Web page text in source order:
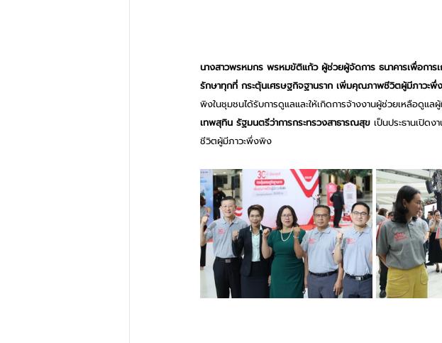
นางสาวพรหมกร พรหมขัติแก้ว ผู้ช่วยผู้จัดการ ธนาคารเพื่อกา
รักษาทุกที่ กระตุ้นเศรษฐกิจฐานราก เพิ่มคุณภาพชีวิตผู้มีภาวะพึ่
พิงในชุมชนได้รับการดูแลและให้เกิดการจ้างงานผู้ช่วยเหลือดูแ
เทพสุทิน รัฐมนตรีว่าการกระทรวงสาธารณสุข เป็นประธานเปิ
ชีวิตผู้มีภาวะพึ่งพิง